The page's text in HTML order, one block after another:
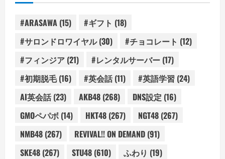
#ARASAWA (15) #ギフト (18)
#サロンドロワイヤル(30) #チョコレート (12)
#フィンジア (21) #レンタルサーバー (17)
#初期脱毛(16) #英会話(11) #英語学習 (24)
AI英会話(23) AKB48 (268) DNS設定 (16)
GMOペパボ (14) HKT48 (267) NGT48 (267)
NMB48 (267) REVIVAL!! ON DEMAND (91)
SKE48 (267) STU48 (610) ふわり (19)